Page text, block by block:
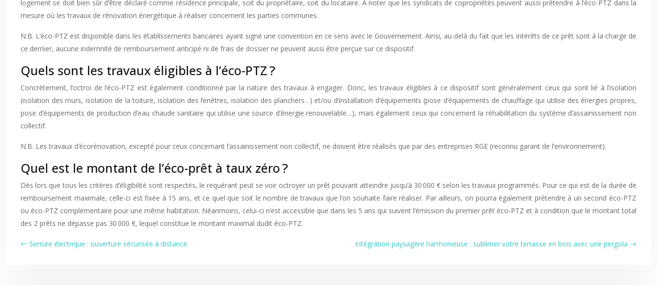
logement se doit bien sûr d’être déclaré comme résidence principale, soit du propriétaire, soit du locataire. À noter que les syndicats de copropriétés peuvent aussi prétendre à l’éco-PTZ dans la
mesure où les travaux de rénovation énergétique à réaliser concernent les parties communes.
N.B. L’éco-PTZ est disponible dans les établissements bancaires ayant signé une convention en ce sens avec le Gouvernement. Ainsi, au-delà du fait que les intérêts de ce prêt sont à la charge de
ce dernier, aucune indemnité de remboursement anticipé ni de frais de dossier ne peuvent aussi être perçue sur ce dispositif.
Quels sont les travaux éligibles à l’éco-PTZ ?
Concrètement, l’octroi de l’éco-PTZ est également conditionné par la nature des travaux à engager. Donc, les travaux éligibles à ce dispositif sont généralement ceux qui sont lié à l’isolation
(isolation des murs, isolation de la toiture, isolation des fenêtres, isolation des planchers…) et/ou d’installation d’équipements (pose d’équipements de chauffage qui utilise des énergies propres,
pose d’équipements de production d’eau chaude sanitaire qui utilise une source d’énergie renouvelable…), mais également ceux qui concernent la réhabilitation du système d’assainissement non
collectif.
N.B. Les travaux d’écorénovation, excepté pour ceux concernant l’assainissement non collectif, ne doivent être réalisés que par des entreprises RGE (reconnu garant de l’environnement).
Quel est le montant de l’éco-prêt à taux zéro ?
Dès lors que tous les critères d’éligibilité sont respectés, le requérant peut se voir octroyer un prêt pouvant atteindre jusqu’à 30 000 € selon les travaux programmés. Pour ce qui est de la durée de
remboursement maximale, celle-ci est fixée à 15 ans, et ce quel que soit le nombre de travaux que l’on souhaite faire réaliser. Par ailleurs, on pourra également prétendre à un second éco-PTZ
ou éco-PTZ complémentaire pour une même habitation. Néanmoins, celui-ci n’est accessible que dans les 5 ans qui suivent l’émission du premier prêt éco-PTZ et à condition que le montant total
des 2 prêts ne dépasse pas 30 000 €, lequel constitue le montant maximal dudit éco-PTZ.
Serrure électrique : ouverture sécurisée à distance Intégration paysagère harmonieuse : sublimer votre terrasse en bois avec une pergola